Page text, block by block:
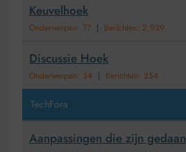
Keuvelhoek
Onderwerpen: 77 | Berichten: 2,939
Discussie Hoek
Onderwerpen: 34 | Berichten: 254
TechFora
Aanpassingen die zijn gedaan